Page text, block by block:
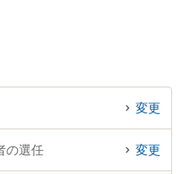
変更
の選任 変更